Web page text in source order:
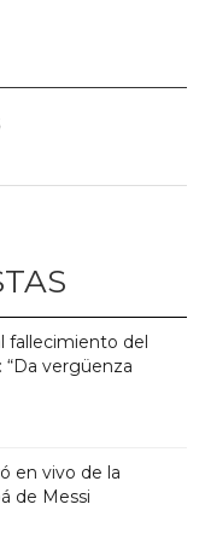
fallecimiento del
“Da vergüenza
en vivo de la
de Messi